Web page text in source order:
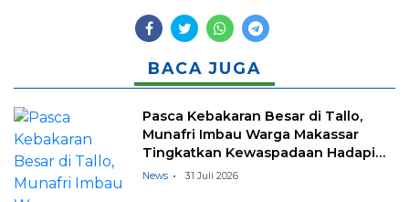
BACA JUGA
Pasca Kebakaran Besar di Tallo,
Munafri Imbau Warga Makassar
Tingkatkan Kewaspadaan Hadapi
Musim Kemarau
News 31 Juli 2026